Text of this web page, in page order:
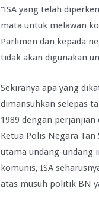
“ISA yang telah
mata untuk melawan
Parlimen dan kepada
tidak akan digunakan
Sekiranya apa yang
dimansuhkan selepas
1989 dengan
Ketua Polis Negara
utama undang-undang
komunis, ISA
atas musuh politik BN